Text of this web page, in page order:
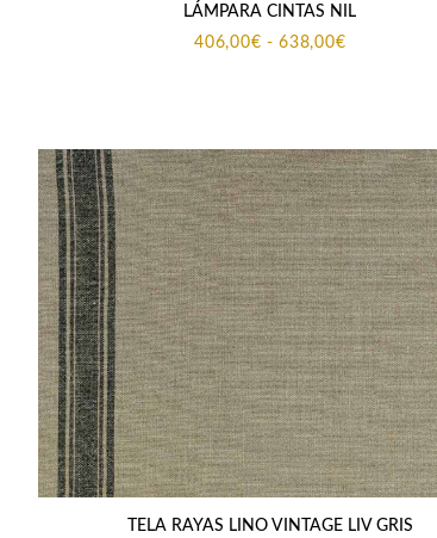
LÁMPARA CINTAS NIL
406,00€ - 638,00€Rango
hasta
638,00€
TELA RAYAS LINO VINTAGE LIV GRIS